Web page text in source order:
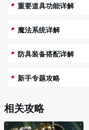
重要道具功能详解
魔法系统详解
防具装备搭配详解
新手专题攻略
相关攻略